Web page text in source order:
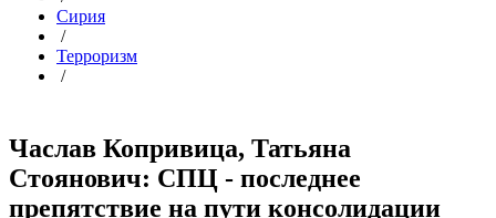
Сирия
/
Терроризм
/
Часлав Копривица, Татьяна
Стоянович: СПЦ - последнее
препятствие на пути консолидации